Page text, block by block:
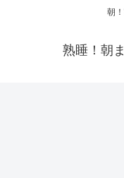
朝
熟睡！朝